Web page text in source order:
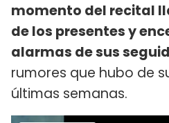
momento del recital
de los presentes y
alarmas de sus
rumores que hubo de
últimas semanas.